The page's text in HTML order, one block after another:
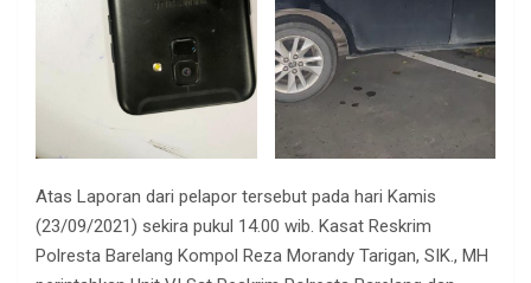
Atas Laporan dari pelapor tersebut pada hari Kamis
(23/09/2021) sekira pukul 14.00 wib. Kasat Reskrim
Polresta Barelang Kompol Reza Morandy Tarigan, SIK., MH